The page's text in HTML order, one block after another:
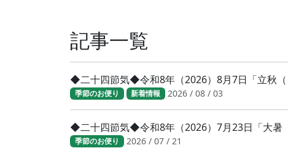
記事一覧
◆二十四節気◆令和8年（2026）8月7日「立秋
季節のお便り 新着情報 2026 / 08 / 03
◆二十四節気◆令和8年（2026）7月23日「大暑
季節のお便り 2026 / 07 / 21